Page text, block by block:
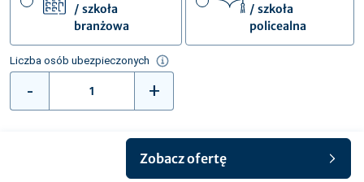
/ szkoła
branżowa
/ szkoła
policealna
Liczba osób ubezpieczonych
- +
Zobacz ofertę